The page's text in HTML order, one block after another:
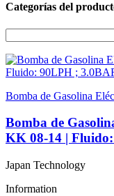
Categorías del
Bomba de Gasolina
Bomba de
KK 08-14 |
Japan Technology
Information